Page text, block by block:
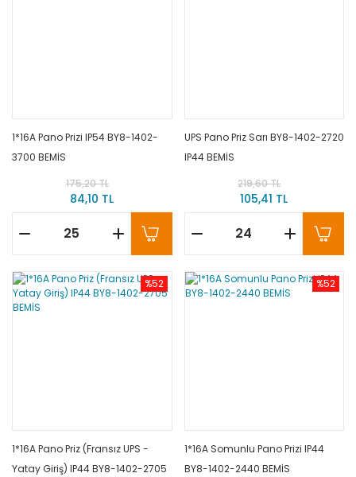
1*16A Pano Prizi IP54 BY8-1402-
3700 BEMİS
175,20 TL
84,10 TL
UPS Pano Priz Sarı BY8-1402-2720
IP44 BEMİS
219,60 TL
105,41 TL
%52
1*16A Pano Priz (Fransız UPS -
Yatay Giriş) IP44 BY8-1402-2705
%52
1*16A Somunlu Pano Prizi IP44
BY8-1402-2440 BEMİS